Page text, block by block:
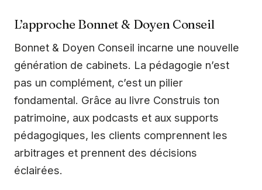
L’approche Bonnet & Doyen Conseil
Bonnet & Doyen Conseil incarne une nouvelle
génération de cabinets. La pédagogie n’est
pas un complément, c’est un pilier
fondamental. Grâce au livre Construis ton
patrimoine, aux podcasts et aux supports
pédagogiques, les clients comprennent les
arbitrages et prennent des décisions
éclairées.